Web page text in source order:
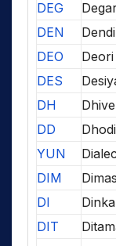
DEG
DEN
Dendi
DEO
Deori
DES
DH
DD
YUN
DIM
DI
Dinka
DIT